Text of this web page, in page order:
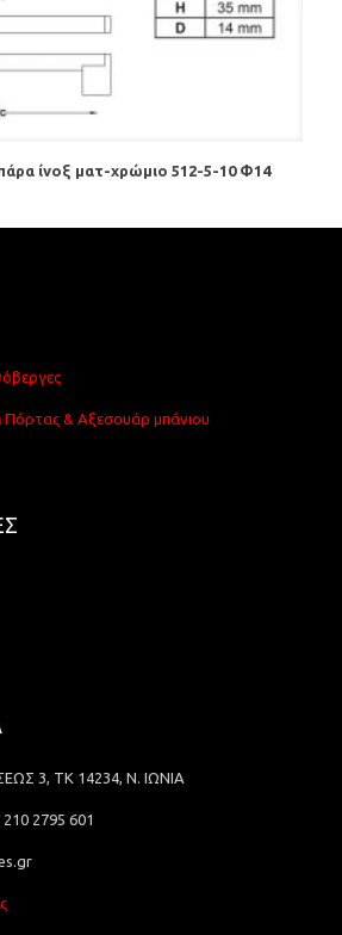
ίνοξ ματ-χρώμιο 512-5-10 Φ14
& Αξεσουάρ μπάνιου
3, ΤΚ 14234, Ν. ΙΩΝΙΑ
2795 601